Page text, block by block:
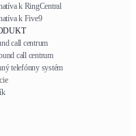
k RingCentral
k Five9
call centrum
call centrum
telefónny systém